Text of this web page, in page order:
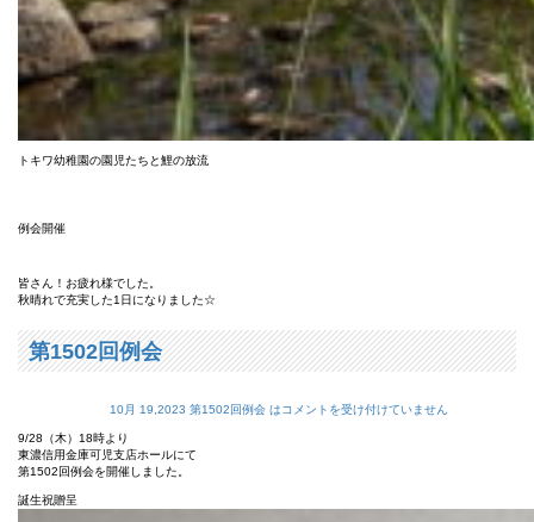
トキワ幼稚園の園児たちと鯉の放流
例会開催
皆さん！お疲れ様でした。
秋晴れで充実した1日になりました☆
第1502回例会
10月 19,2023 第1502回例会 はコメントを受け付けていません
9/28（木）18時より
東濃信用金庫可児支店ホールにて
第1502回例会を開催しました。
誕生祝贈呈